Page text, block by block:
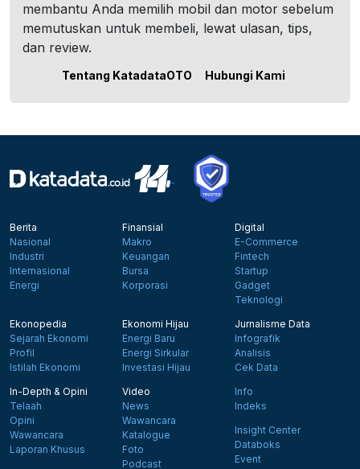
membantu Anda memilih mobil dan motor sebelum
memutuskan untuk membeli, lewat ulasan, tips,
dan review.
Tentang KatadataOTO Hubungi Kami
Berita
Nasional
Industri
Internasional
Energi
Finansial
Makro
Keuangan
Bursa
Korporasi
Digital
E-Commerce
Fintech
Startup
Gadget
Teknologi
Ekonopedia
Sejarah Ekonomi
Profil
Istilah Ekonomi
Ekonomi Hijau
Energi Baru
Energi Sirkular
Investasi Hijau
Jurnalisme Data
Infografik
Analisis
Cek Data
In-Depth & Opini
Telaah
Opini
Wawancara
Laporan Khusus
Video
News
Wawancara
Katalogue
Foto
Podcast
Info
Indeks
Insight Center
Databoks
Event